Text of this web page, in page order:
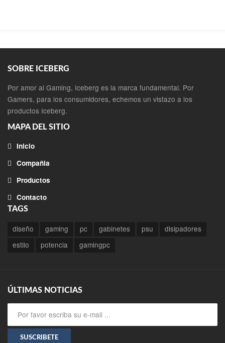
SOBRE ICEBERG
Por amor al Gaming, Iceberg es la marca fundamental. Por
Gamers, para los consumidores, echemos un vistazo a los
productos Iceberg.
MAPA DEL SITIO
Inicio
Compañia
Productos
Contacto
TAGS
diseño gaming pc gabinetes psu
disipadores
estilo
potencia gamingpc
ÚLTIMAS NOTICIAS
SUSCRIBETE